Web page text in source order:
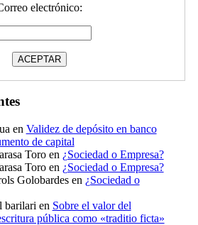
electrónico:
en Validez de depósito en banco
de capital
Toroen ¿Sociedad o Empresa?
Toroen ¿Sociedad o Empresa?
Golobardesen ¿Sociedad o
barilari en Sobre el valor del
pública como «traditio ficta»